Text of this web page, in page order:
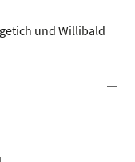
und Willibald